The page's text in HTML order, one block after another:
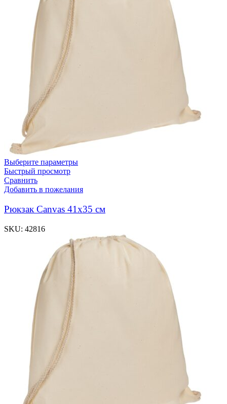
Выберите параметры
Быстрый просмотр
Сравнить
Добавить в пожелания
Рюкзак Canvas 41х35 см
SKU: 42816